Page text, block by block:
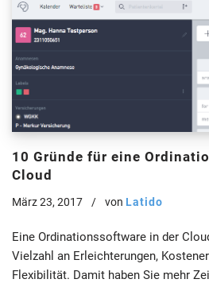
10 Gründe für eine
Cloud
März 23, 2017 von Latido
Eine Ordinationssoftware in der
Vielzahl an Erleichterungen,
Flexibilität. Damit haben Sie mehr